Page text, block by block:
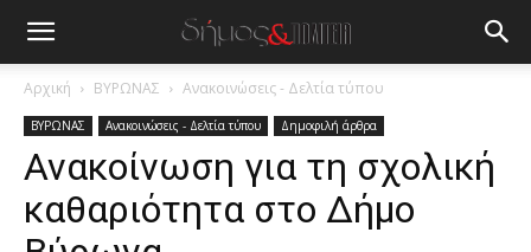
Αρχική ΒΥΡΩΝΑΣ Ανακοινώσεις - Δελτία τύπου
ΒΥΡΩΝΑΣ Ανακοινώσεις - Δελτία τύπου Δημοφιλή άρθρα
Ανακοίνωση για τη σχολική
καθαριότητα στο Δήμο